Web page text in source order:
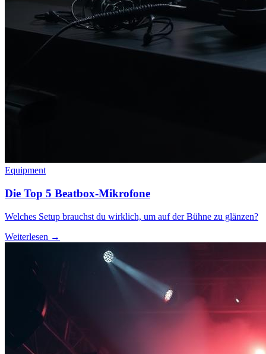
Equipment
Die Top 5 Beatbox-Mikrofone
Welches Setup brauchst du wirklich, um auf der Bühne zu glänzen?
Weiterlesen →